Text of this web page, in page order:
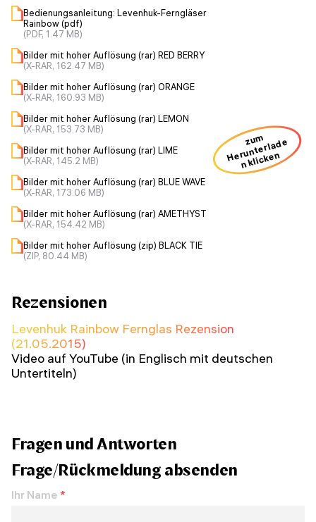
Bedienungsanleitung: Levenhuk-Ferngläser
Rainbow (pdf)
(PDF, 1.47 MB)
Bilder mit hoher Auflösung (rar) RED BERRY
(X-RAR, 162.47 MB)
Bilder mit hoher Auflösung (rar) ORANGE
(X-RAR, 160.93 MB)
Bilder mit hoher Auflösung (rar) LEMON
(X-RAR, 153.73 MB)
Bilder mit hoher Auflösung (rar) LIME
(X-RAR, 145.2 MB)
Bilder mit hoher Auflösung (rar) BLUE WAVE
(X-RAR, 173.06 MB)
Bilder mit hoher Auflösung (rar) AMETHYST
(X-RAR, 154.42 MB)
Bilder mit hoher Auflösung (zip) BLACK TIE
(ZIP, 80.44 MB)
zum
H
er
u
nt
erl
a
d
e
n kli
ck
e
n
Rezensionen
Levenhuk Rainbow Fernglas Rezension
(21.05.2015)
Video auf YouTube (in Englisch mit deutschen
Untertiteln)
Fragen und Antworten
Frage/Rückmeldung absenden
Ihr Name *